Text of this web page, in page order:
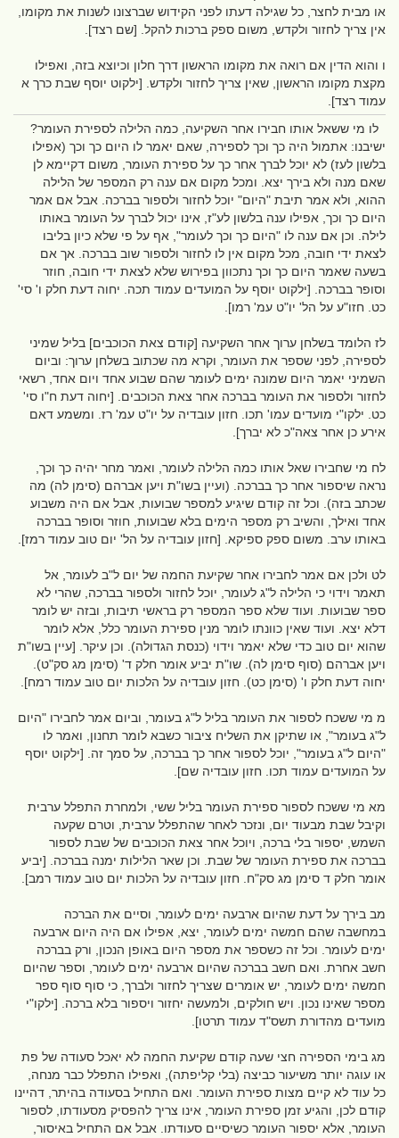
או מבית לחצר, כל שגילה דעתו לפני הקידוש שברצונו לשנות את מקומו,
אין צריך לחזור ולקדש, משום ספק ברכות להקל. [שם רצד].
ו והוא הדין אם רואה את מקומו הראשון דרך חלון וכיוצא בזה, ואפילו
מקצת מקומו הראשון, שאין צריך לחזור ולקדש. [ילקוט יוסף שבת כרך א
עמוד רצד].
לו מי ששאל אותו חבירו אחר השקיעה, כמה הלילה לספירת העומר?
ישיבנו: אתמול היה כך וכך לספירה, שאם יאמר לו היום כך וכך (אפילו
בלשון לעז) לא יוכל לברך אחר כך על ספירת העומר, משום דקיימא לן
שאם מנה ולא בירך יצא. ומכל מקום אם ענה רק המספר של הלילה
ההוא, ולא אמר תיבת "היום" יוכל לחזור ולספור בברכה. אבל אם אמר
היום כך וכך, אפילו ענה בלשון לע"ז, אינו יכול לברך על העומר באותו
לילה. וכן אם ענה לו "היום כך וכך לעומר", אף על פי שלא כיון בליבו
לצאת ידי חובה, מכל מקום אין לו לחזור ולספור שוב בברכה. אך אם
בשעה שאמר היום כך וכך נתכוון בפירוש שלא לצאת ידי חובה, חוזר
וסופר בברכה. [ילקוט יוסף על המועדים עמוד תכה. יחוה דעת חלק ו' סי'
כט. חזו"ע על הל' יו"ט עמ' רמו].
לז הלומד בשלחן ערוך אחר השקיעה [קודם צאת הכוכבים] בליל שמיני
לספירה, לפני שספר את העומר, וקרא מה שכתוב בשלחן ערוך: וביום
השמיני יאמר היום שמונה ימים לעומר שהם שבוע אחד ויום אחד, רשאי
לחזור ולספור את העומר בברכה אחר צאת הכוכבים. [יחוה דעת ח"ו סי'
כט. ילקו"י מועדים עמו' תכו. חזון עובדיה על יו"ט עמ' רז. ומשמע דאם
אירע כן אחר צאה"כ לא יברך].
לח מי שחבירו שאל אותו כמה הלילה לעומר, ואמר מחר יהיה כך וכך,
נראה שיספור אחר כך בברכה. (ועיין בשו"ת ויען אברהם (סימן לה) מה
שכתב בזה). וכל זה קודם שיגיע למספר שבועות, אבל אם היה משבוע
אחד ואילך, והשיב רק מספר הימים בלא שבועות, חוזר וסופר בברכה
באותו ערב. משום ספק ספיקא. [חזון עובדיה על הל' יום טוב עמוד רמז].
לט ולכן אם אמר לחבירו אחר שקיעת החמה של יום ל"ב לעומר, אל
תאמר וידוי כי הלילה ל"ג לעומר, יוכל לחזור ולספור בברכה, שהרי לא
ספר שבועות. ועוד שלא ספר המספר רק בראשי תיבות, ובזה יש לומר
דלא יצא. ועוד שאין כוונתו לומר מנין ספירת העומר כלל, אלא לומר
שהוא יום טוב כדי שלא יאמר וידוי (כנסת הגדולה). וכן עיקר. [עיין בשו"ת
ויען אברהם (סוף סימן לה). שו"ת יביע אומר חלק ד' (סימן מג סק"ט).
יחוה דעת חלק ו' (סימן כט). חזון עובדיה על הלכות יום טוב עמוד רמח].
מ מי ששכח לספור את העומר בליל ל"ג בעומר, וביום אמר לחבירו "היום
ל"ג בעומר", או שתיקן את השליח ציבור כשבא לומר תחנון, ואמר לו
"היום ל"ג בעומר", יוכל לספור אחר כך בברכה, על סמך זה. [ילקוט יוסף
על המועדים עמוד תכו. חזון עובדיה שם].
מא מי ששכח לספור ספירת העומר בליל ששי, ולמחרת התפלל ערבית
וקיבל שבת מבעוד יום, ונזכר לאחר שהתפלל ערבית, וטרם שקעה
השמש, יספור בלי ברכה, ויוכל אחר צאת הכוכבים של שבת לספור
בברכה את ספירת העומר של שבת. וכן שאר הלילות ימנה בברכה. [יביע
אומר חלק ד סימן מג סק"ח. חזון עובדיה על הלכות יום טוב עמוד רמב].
מב בירך על דעת שהיום ארבעה ימים לעומר, וסיים את הברכה
במחשבה שהם חמשה ימים לעומר, יצא, אפילו אם היה היום ארבעה
ימים לעומר. וכל זה כשספר את מספר היום באופן הנכון, ורק בברכה
חשב אחרת. ואם חשב בברכה שהיום ארבעה ימים לעומר, וספר שהיום
חמשה ימים לעומר, יש אומרים שצריך לחזור ולברך, כי סוף סוף ספר
מספר שאינו נכון. ויש חולקים, ולמעשה יחזור ויספור בלא ברכה. [ילקו"י
מועדים מהדורת תשס"ד עמוד תרטו].
מג בימי הספירה חצי שעה קודם שקיעת החמה לא יאכל סעודה של פת
או עוגה יותר משיעור כביצה (בלי קליפתה), ואפילו התפלל כבר מנחה,
כל עוד לא קיים מצות ספירת העומר. ואם התחיל בסעודה בהיתר, דהיינו
קודם לכן, והגיע זמן ספירת העומר, אינו צריך להפסיק מסעודתו, לספור
העומר, אלא יספור העומר כשיסיים סעודתו. אבל אם התחיל באיסור,